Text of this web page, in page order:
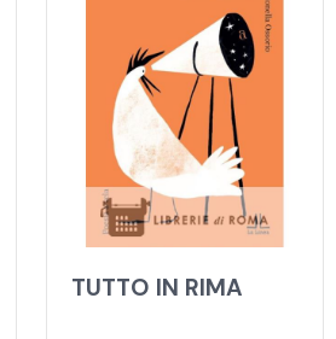
TUTTO IN RIMA